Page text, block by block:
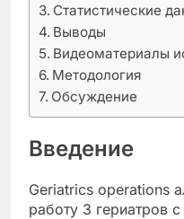
Статистические
Выводы
Видеоматериалы
Методология
Обсуждение
Введение
Geriatrics operations
работу 3 гериатров